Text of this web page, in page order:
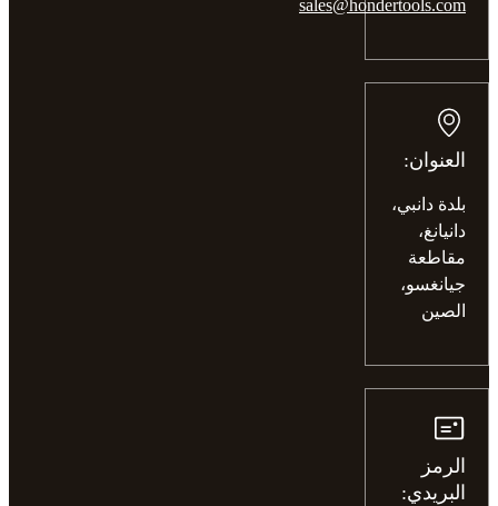
sales@hondertools.com
العنوان:
بلدة دانبي،
دانيانغ،
مقاطعة
جيانغسو،
الصين
الرمز
البريدي: